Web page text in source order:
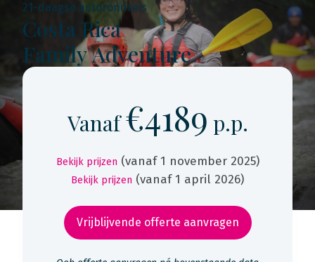
21-daagse autorondreis
Costa Rica
Family Adventure
Vanaf€4189 p.p.
Bekijk prijzen (vanaf 1 november 2025)
Bekijk prijzen (vanaf 1 april 2026)
Vrijblijvende offerte aanvragen